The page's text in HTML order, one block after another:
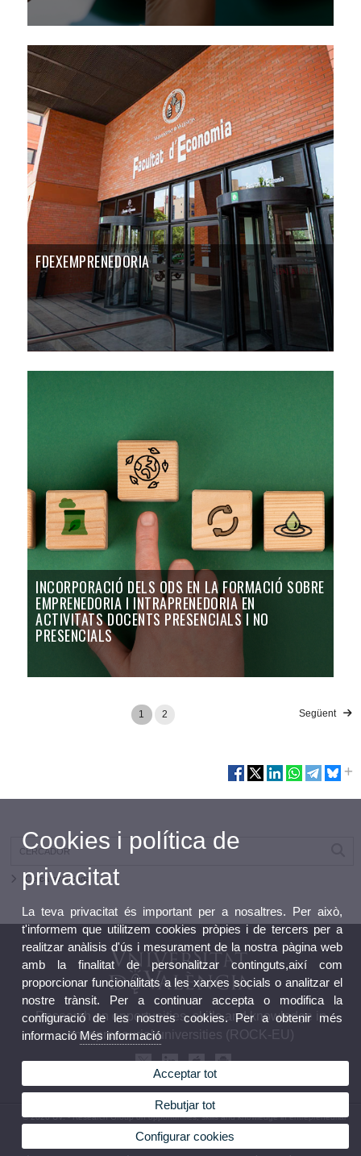
FDEXEMPRENEDORIA
INCORPORACIÓ DELS ODS EN LA FORMACIÓ SOBRE
EMPRENEDORIA I INTRAPRENEDORIA EN
ACTIVITATS DOCENTS PRESENCIALS I NO
PRESENCIALS
1 2 Següent
Cerca avançada
Research on opportunities, skills and knowledge in
entrepreneurial universities (ROCK-EU)
© 2026 UV. - Research Group on opportunities, skills and knowledge in entrepreneurial
rockeu@uv.es
Cookies i política de
privacitat
La teva privacitat és important per a nosaltres. Per això,
t'informem que utilitzem cookies pròpies i de tercers per a
realitzar anàlisis d'ús i mesurament de la nostra pàgina web
amb la finalitat de personalitzar continguts,així com
proporcionar funcionalitats a les xarxes socials o analitzar el
nostre trànsit. Per a continuar accepta o modifica la
configuració de les nostres cookies. Per a obtenir més
informacióMés informació
Acceptar tot
Rebutjar tot
Configurar cookies